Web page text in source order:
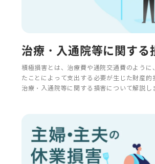
治療・入通院等に関する
積極損害とは、治療費や通院交通費のように
たことによって支出する必要が生じた財産的
治療・入通院等に関する損害について解説し